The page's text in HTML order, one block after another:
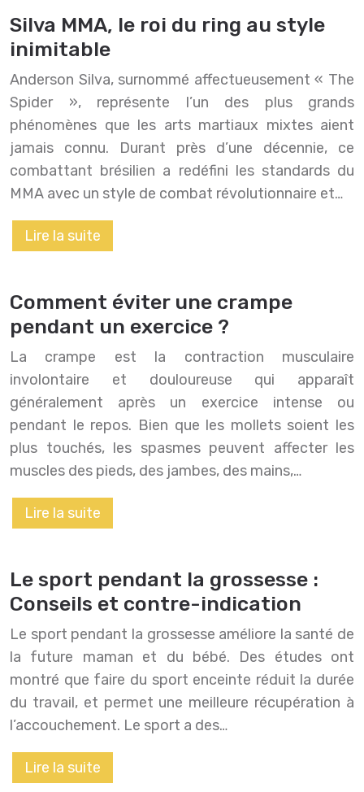
Silva MMA, le roi du ring au style
inimitable
Anderson Silva, surnommé affectueusement « The
Spider », représente l’un des plus grands
phénomènes que les arts martiaux mixtes aient
jamais connu. Durant près d’une décennie, ce
combattant brésilien a redéfini les standards du
MMA avec un style de combat révolutionnaire et…
Lire la suite
Comment éviter une crampe
pendant un exercice ?
La crampe est la contraction musculaire
involontaire et douloureuse qui apparaît
généralement après un exercice intense ou
pendant le repos. Bien que les mollets soient les
plus touchés, les spasmes peuvent affecter les
muscles des pieds, des jambes, des mains,…
Lire la suite
Le sport pendant la grossesse :
Conseils et contre-indication
Le sport pendant la grossesse améliore la santé de
la future maman et du bébé. Des études ont
montré que faire du sport enceinte réduit la durée
du travail, et permet une meilleure récupération à
l’accouchement. Le sport a des…
Lire la suite